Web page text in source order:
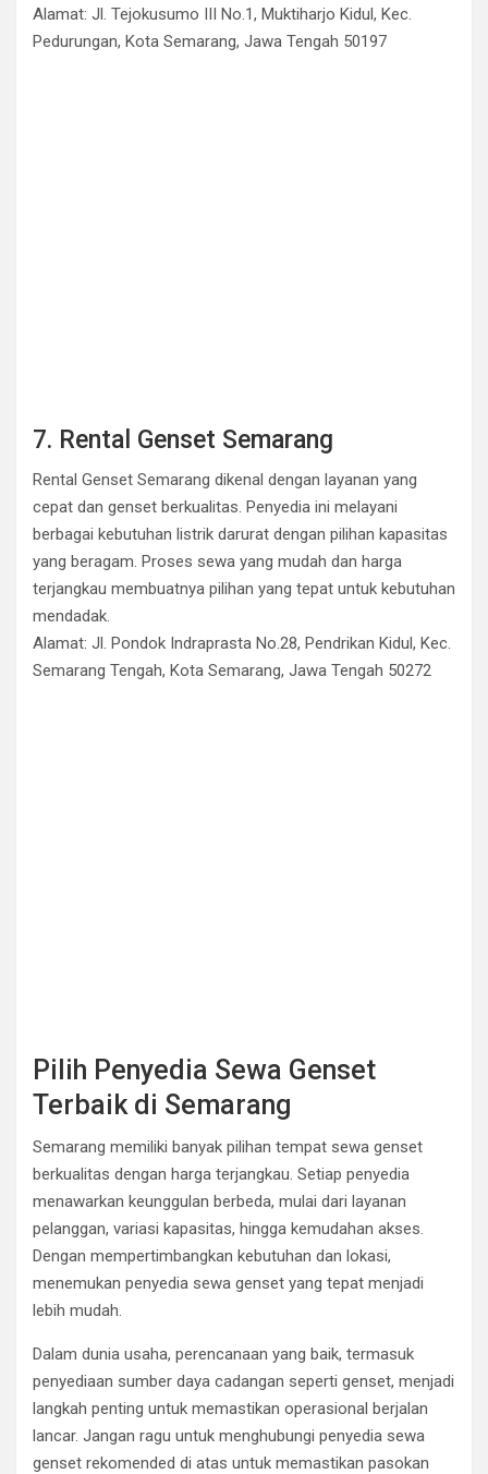
Alamat: Jl. Tejokusumo III No.1, Muktiharjo Kidul, Kec.
Pedurungan, Kota Semarang, Jawa Tengah 50197
7. Rental Genset Semarang
Rental Genset Semarang dikenal dengan layanan yang
cepat dan genset berkualitas. Penyedia ini melayani
berbagai kebutuhan listrik darurat dengan pilihan kapasitas
yang beragam. Proses sewa yang mudah dan harga
terjangkau membuatnya pilihan yang tepat untuk kebutuhan
mendadak.
Alamat: Jl. Pondok Indraprasta No.28, Pendrikan Kidul, Kec.
Semarang Tengah, Kota Semarang, Jawa Tengah 50272
Pilih Penyedia Sewa Genset
Terbaik di Semarang
Semarang memiliki banyak pilihan tempat sewa genset
berkualitas dengan harga terjangkau. Setiap penyedia
menawarkan keunggulan berbeda, mulai dari layanan
pelanggan, variasi kapasitas, hingga kemudahan akses.
Dengan mempertimbangkan kebutuhan dan lokasi,
menemukan penyedia sewa genset yang tepat menjadi
lebih mudah.
Dalam dunia usaha, perencanaan yang baik, termasuk
penyediaan sumber daya cadangan seperti genset, menjadi
langkah penting untuk memastikan operasional berjalan
lancar. Jangan ragu untuk menghubungi penyedia sewa
genset rekomended di atas untuk memastikan pasokan